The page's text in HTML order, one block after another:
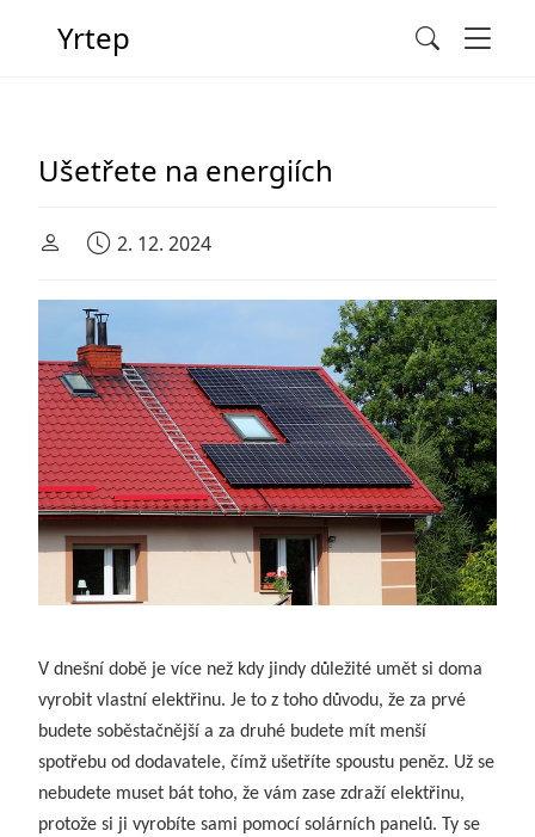
Main Navigation
Yrtep Search
Ušetřete na energiích
2. 12. 2024
V dnešní době je více než kdy jindy důležité umět si doma
vyrobit vlastní elektřinu. Je to z toho důvodu, že za prvé
budete soběstačnější a za druhé budete mít menší
spotřebu od dodavatele, čímž ušetříte spoustu peněz. Už se
nebudete muset bát toho, že vám zase zdraží elektřinu,
protože si ji vyrobíte sami pomocí solárních panelů. Ty se